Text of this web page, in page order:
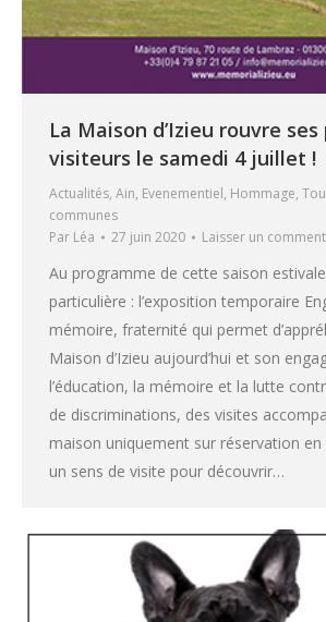
La Maison d’Izieu rouvre
visiteurs le samedi 4 juillet !
Actualités, Ain, Evenementiel, Hommage,
communes
Par Léa 27 juin 2020 Laisser un
Au programme de cette saison
particulière : l’exposition temporaire
mémoire, fraternité qui permet
Maison d’Izieu aujourd’hui et son
l’éducation, la mémoire et la lutte
de discriminations, des visites
maison uniquement sur réservation
un sens de visite pour découvrir…